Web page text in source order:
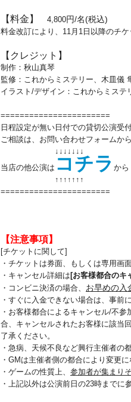
【料金】 4 ,800円/名(税込)
料金改訂により、11月1日以降のチケ
【クレジット】
制作：秋山真琴
監修：これからミステリー、 木皿儀
イラスト/デザイン：これからミステ
=======================
日程設定が無い日付での貸切公演受
ご相談は、お問い合わせフォームから
↓↓↓↓↓↓↓
当店の他公演は コチラ から
↑↑ ↑↑ ↑↑ ↑
=======================
【注意事項】
[チケットに関して]
・チケットは券面、もしくは専用画
・キャンセル詳細は [お客様都合のキ
・コンビニ決済の場合、 お早めの入
・すぐに入金できない場合は、事前
・お客様都合によるキャンセル/不
合、キャンセルされたお客様に該当
了承ください。
・急病、天候不良など興行主催者の
・GMは主催者側の都合により変更に
・ゲームの性質上、 参加者が集まり
・上記以外は公演前日の23時までに